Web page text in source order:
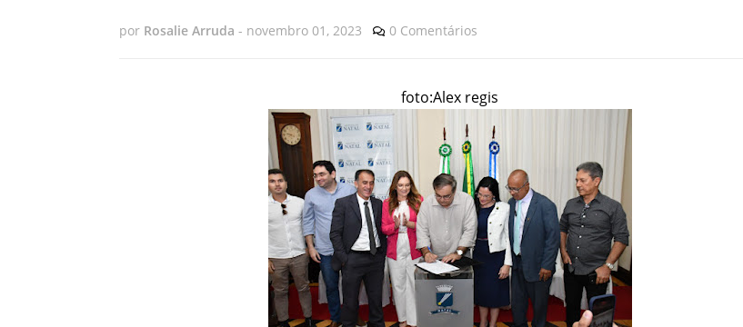
por Rosalie Arruda - novembro 01, 2023 0 Comentários
foto:Alex regis